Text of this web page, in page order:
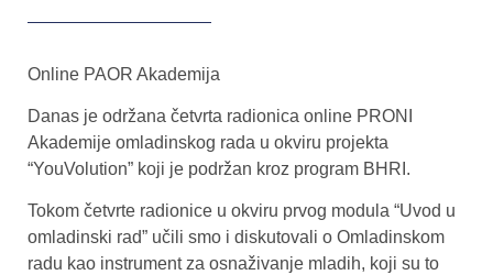
Online PAOR Akademija
Danas je održana četvrta radionica online PRONI
Akademije omladinskog rada u okviru projekta
“YouVolution” koji je podržan kroz program BHRI.
Tokom četvrte radionice u okviru prvog modula “Uvod u
omladinski rad” učili smo i diskutovali o Omladinskom
radu kao instrument za osnaživanje mladih, koji su to